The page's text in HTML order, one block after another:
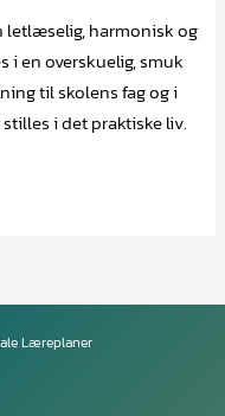
letlæselig, harmonisk og
en overskuelig, smuk
til skolens fag og i
i det praktiske liv.
Læreplaner